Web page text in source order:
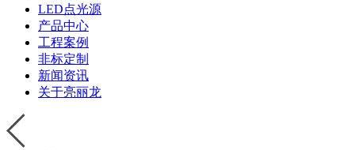
LED点光源
产品中心
工程案例
非标定制
新闻资讯
关于亮丽龙